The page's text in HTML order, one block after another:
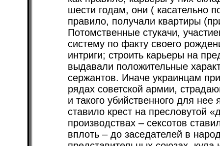
шести годам, они ( касательно
правило, получали квартиры
Потомственные стукачи,
систему по факту своего
интриги; строить карьеры на
выдавали положительные
сержантов. Иначе украинцам
рядах советской армии,
и такого убийственного для
ставило крест на пресловутой
производствах – сексотов
вплоть – до заседателей в